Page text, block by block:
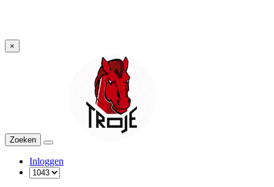
×
Zoeken
Menu
Inloggen